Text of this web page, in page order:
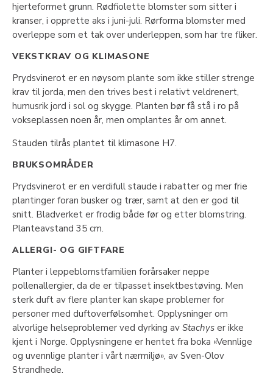
hjerteformet grunn. Rødfiolette blomster som sitter i
kranser, i opprette aks i juni-juli. Rørforma blomster med
overleppe som et tak over underleppen, som har tre fliker.
VEKSTKRAV OG KLIMASONE
Prydsvinerot er en nøysom plante som ikke stiller strenge
krav til jorda, men den trives best i relativt veldrenert,
humusrik jord i sol og skygge. Planten bør få stå i ro på
vokseplassen noen år, men omplantes år om annet.
Stauden tilrås plantet til klimasone H7.
BRUKSOMRÅDER
Prydsvinerot er en verdifull staude i rabatter og mer frie
plantinger foran busker og trær, samt at den er god til
snitt. Bladverket er frodig både før og etter blomstring.
Planteavstand 35 cm.
ALLERGI- OG GIFTFARE
Planter i leppeblomstfamilien forårsaker neppe
pollenallergier, da de er tilpasset insektbestøving. Men
sterk duft av flere planter kan skape problemer for
personer med duftoverfølsomhet. Opplysninger om
alvorlige helseproblemer ved dyrking av Stachys er ikke
kjent i Norge. Opplysningene er hentet fra boka «Vennlige
og uvennlige planter i vårt nærmiljø», av Sven-Olov
Strandhede.